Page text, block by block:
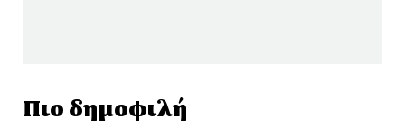
Πιο δημοφιλή